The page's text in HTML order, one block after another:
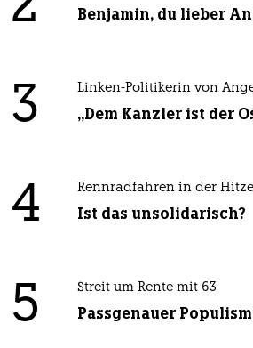
Benjamin, du lieber
3 Linken-Politikerin von
„Dem Kanzler ist der
4 Rennradfahren in der Hitze
Ist das unsolidarisch?
5 Streit um Rente mit 63
Passgenauer